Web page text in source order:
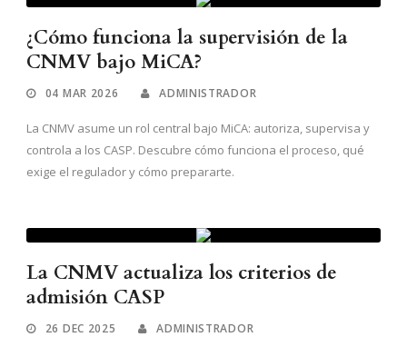
¿Cómo funciona la supervisión de la
CNMV bajo MiCA?
04 MAR 2026 ADMINISTRADOR
La CNMV asume un rol central bajo MiCA: autoriza, supervisa y
controla a los CASP. Descubre cómo funciona el proceso, qué
exige el regulador y cómo prepararte.
La CNMV actualiza los criterios de
admisión CASP
26 DEC 2025 ADMINISTRADOR